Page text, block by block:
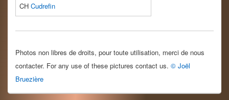
CH Cudrefin
Photos non libres de droits, pour toute utilisation, merci de nous
contacter. For any use of these pictures contact us. © Joël
Bruezière